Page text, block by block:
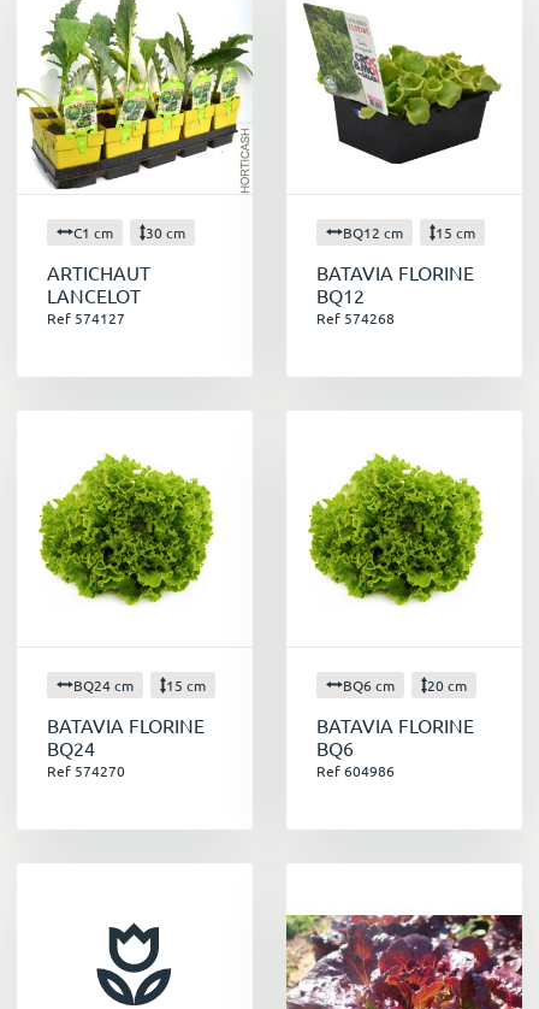
C1 cm 30 cm
ARTICHAUT
LANCELOT
Ref 574127
BQ12 cm 15 cm
BATAVIA FLORINE
BQ12
Ref 574268
BQ24 cm 15 cm
BATAVIA FLORINE
BQ24
Ref 574270
BQ6 cm 20 cm
BATAVIA FLORINE
BQ6
Ref 604986